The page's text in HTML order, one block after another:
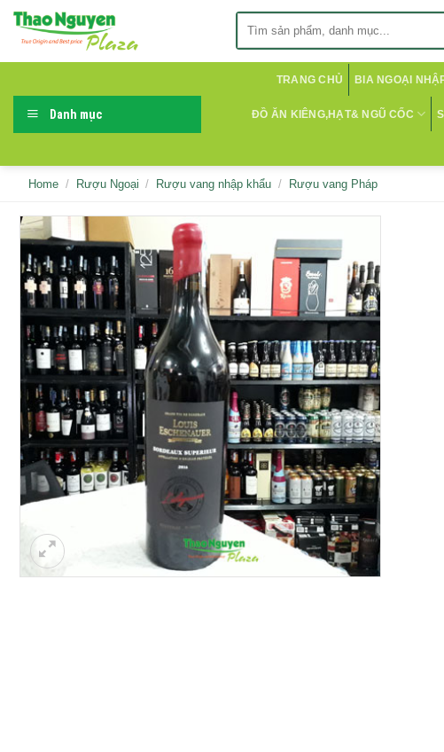
Skip
Danh mục
TRANG CHỦ BIA NGOẠI
ĐỒ ĂN KIÊNG,HẠT& NGŨ CỐC
Home / Rượu Ngoại / Rượu vang nhập khẩu / Rượu vang Pháp